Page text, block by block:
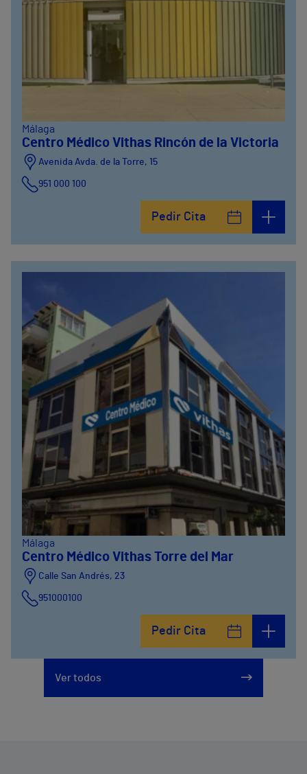
Málaga
Centro Médico Vithas Rincón de la Victoria
Avenida Avda. de la Torre, 15
951 000 100
951 000 100
Pedir Cita
Málaga
Centro Médico Vithas Torre del Mar
Calle San Andrés, 23
951000100
Pedir Cita
Ver todos